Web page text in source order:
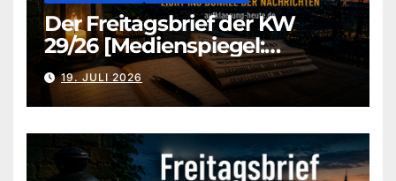
Der Freitagsbrief der KW
29/26 [Medienspiegel:
aufklaerung-heute.de]
19. JULI 2026